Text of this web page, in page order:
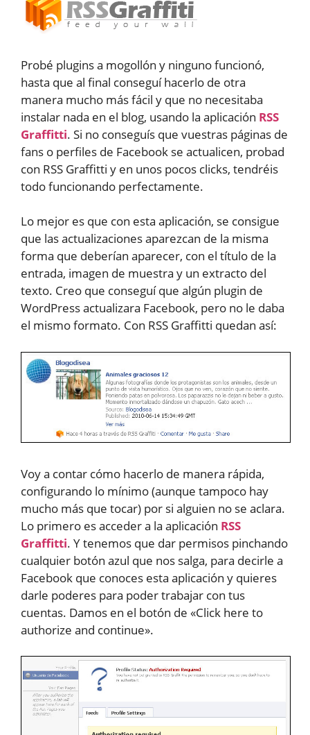
Probé plugins a mogollón y ninguno funcionó,
hasta que al final conseguí hacerlo de otra
manera mucho más fácil y que no necesitaba
instalar nada en el blog, usando la aplicación RSS
Graffitti. Si no conseguís que vuestras páginas de
fans o perfiles de Facebook se actualicen, probad
con RSS Graffitti y en unos pocos clicks, tendréis
todo funcionando perfectamente.
Lo mejor es que con esta aplicación, se consigue
que las actualizaciones aparezcan de la misma
forma que deberían aparecer, con el título de la
entrada, imagen de muestra y un extracto del
texto. Creo que conseguí que algún plugin de
WordPress actualizara Facebook, pero no le daba
el mismo formato. Con RSS Graffitti quedan así:
Voy a contar cómo hacerlo de manera rápida,
configurando lo mínimo (aunque tampoco hay
mucho más que tocar) por si alguien no se aclara.
Lo primero es acceder a la aplicación RSS
Graffitti. Y tenemos que dar permisos pinchando
cualquier botón azul que nos salga, para decirle a
Facebook que conoces esta aplicación y quieres
darle poderes para poder trabajar con tus
cuentas. Damos en el botón de «Click here to
authorize and continue».